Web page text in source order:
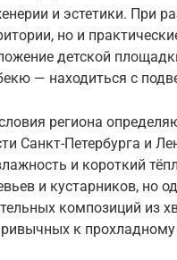
и эстетики. При
но и
детской
— находиться с
региона
Санкт-Петербурга и
и короткий
и кустарников, но
композиций из
к